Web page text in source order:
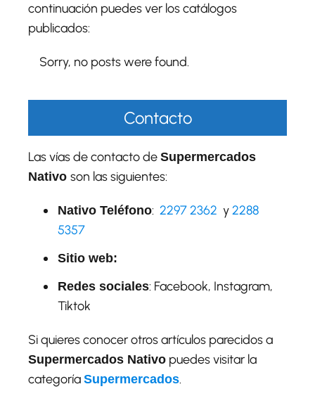
continuación puedes ver los catálogos
publicados:
Sorry, no posts were found.
Contacto
Las vías de contacto de Supermercados
Nativo son las siguientes:
Nativo Teléfono: 2297 2362 y2288
5357
Sitio web:
Redes sociales: Facebook, Instagram,
Tiktok
Si quieres conocer otros artículos parecidos a
Supermercados Nativo puedes visitar la
categoría Supermercados.